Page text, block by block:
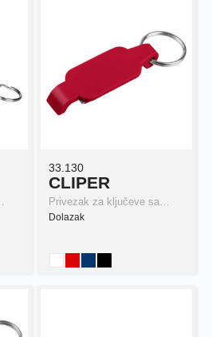
33.130
CLIPER
Privezak za ključeve sa…
Dolazak